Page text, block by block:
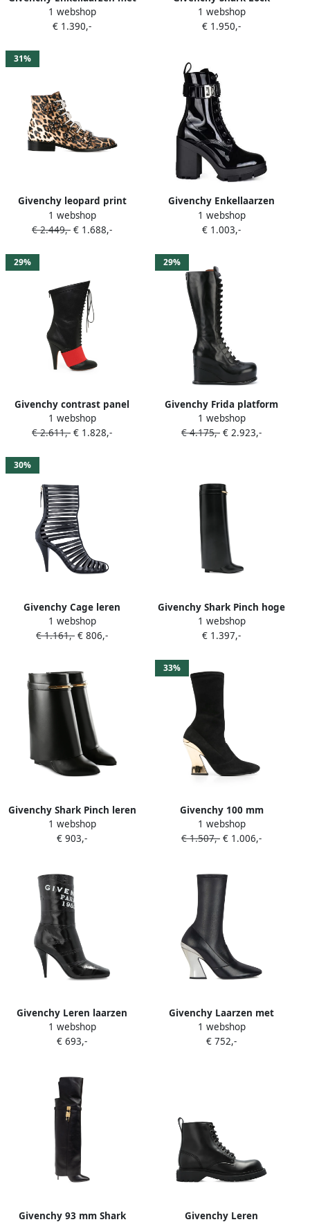
strikdetail Zwart
1 webshop
€ 1.390,-
kalfsleren laarzen Zwart
1 webshop
€ 1.950,-
31%
Givenchy leopard print
boots Zwart
1 webshop
€ 2.449,- € 1.688,-
Givenchy Enkellaarzen
1 webshop
€ 1.003,-
29%
Givenchy contrast panel
lace-up boots Zwart
1 webshop
€ 2.611,- € 1.828,-
29%
Givenchy Frida platform
boots Zwart
1 webshop
€ 4.175,- € 2.923,-
30%
Givenchy Cage leren
enkellaarzen Zwart
1 webshop
€ 1.161,- € 806,-
Givenchy Shark Pinch hoge
laarzen Zwart
1 webshop
€ 1.397,-
Givenchy Shark Pinch leren
enkellaarzen Zwart
1 webshop
€ 903,-
33%
Givenchy 100 mm
sculpturale laarzen Zwart
1 webshop
€ 1.507,- € 1.006,-
Givenchy Leren laarzen
Zwart
1 webshop
€ 693,-
Givenchy Laarzen met
bewerkte hak Zwart
1 webshop
€ 752,-
Givenchy 93 mm Shark Givenchy Leren